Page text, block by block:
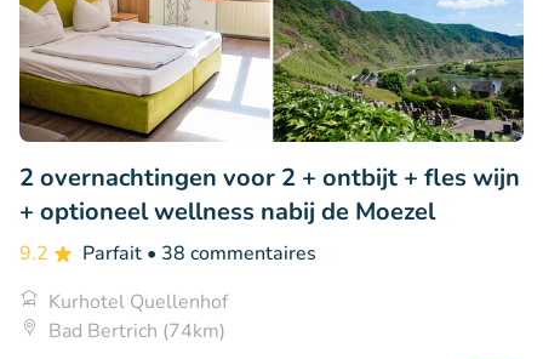
2 overnachtingen voor 2 + ontbijt + fles wijn
+ optioneel wellness nabij de Moezel
9.2 Parfait • 38 commentaires
Kurhotel Quellenhof
Bad Bertrich (74km)